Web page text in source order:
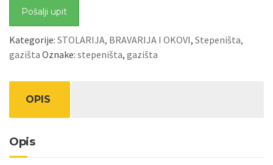
Pošalji upit
Kategorije: STOLARIJA, BRAVARIJA I OKOVI, Stepeništa,
gazišta Oznake: stepeništa, gazišta
OPIS
Opis